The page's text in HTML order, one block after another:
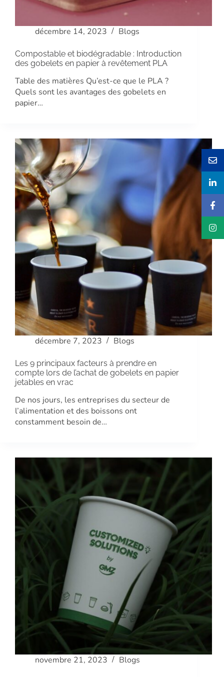
décembre 14, 2023 Blogs
Compostable et biodégradable : Introduction
des gobelets en papier à revêtement PLA
Table des matières Qu’est-ce que le PLA ?
Quels sont les avantages des gobelets en
papier…
décembre 7, 2023 Blogs
Les 9 principaux facteurs à prendre en
compte lors de l’achat de gobelets en papier
jetables en vrac
De nos jours, les entreprises du secteur de
l’alimentation et des boissons ont
constamment besoin de…
novembre 21, 2023 Blogs